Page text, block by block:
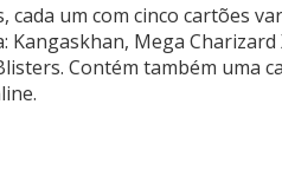
um com cinco cartões
Mega Charizard
Contém também uma